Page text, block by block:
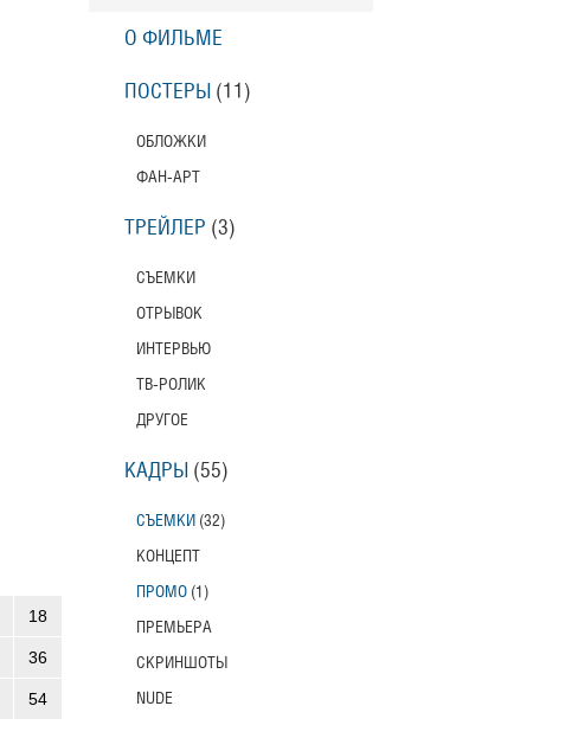
18
36
54
О ФИЛЬМЕ
ПОСТЕРЫ (11)
ОБЛОЖКИ
ФАН-АРТ
ТРЕЙЛЕР (3)
СЪЕМКИ
ОТРЫВОК
ИНТЕРВЬЮ
ТВ-РОЛИК
ДРУГОЕ
КАДРЫ (55)
СЪЕМКИ (32)
КОНЦЕПТ
ПРОМО (1)
ПРЕМЬЕРА
СКРИНШОТЫ
NUDE